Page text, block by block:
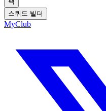
스쿼드 빌더
MyClub